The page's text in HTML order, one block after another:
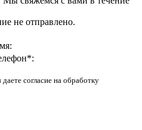
не отправлено.
*:
согласие на обработку